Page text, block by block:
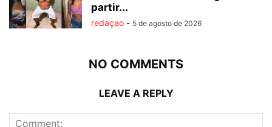
partir...
redaçao - 5 de agosto de 2026
NO COMMENTS
LEAVE A REPLY